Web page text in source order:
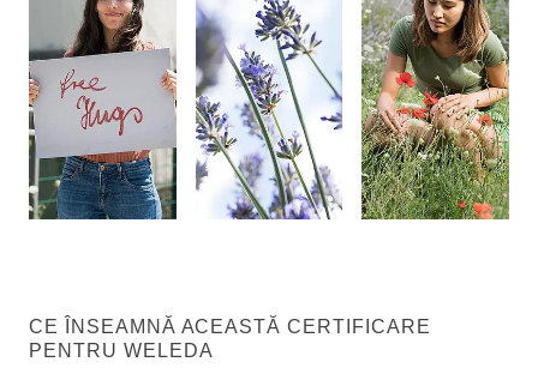
CE ÎNSEAMNĂ ACEASTĂ CERTIFICARE
PENTRU WELEDA